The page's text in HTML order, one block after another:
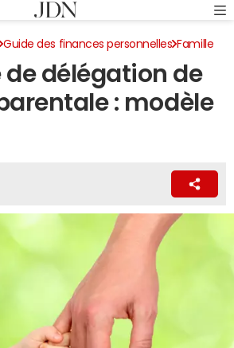
Guide des finances personnelles Famille
de délégation de
: modèle